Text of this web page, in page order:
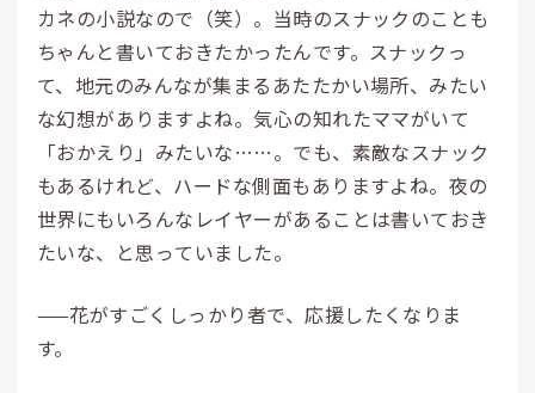
カネの小説なので（笑）。当時のスナックのことも
ちゃんと書いておきたかったんです。スナックっ
て、地元のみんなが集まるあたたかい場所、みたい
な幻想がありますよね。気心の知れたママがいて
「おかえり」みたいな……。でも、素敵なスナック
もあるけれど、ハードな側面もありますよね。夜の
世界にもいろんなレイヤーがあることは書いておき
たいな、と思っていました。
——花がすごくしっかり者で、応援したくなりま
す。